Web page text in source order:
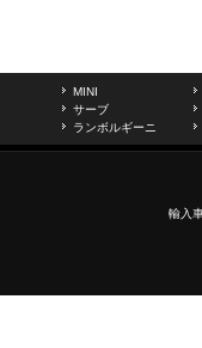
MINI
サーブ
ランボルギーニ
輸入